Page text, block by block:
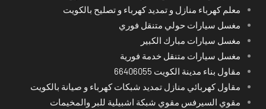
معلم كهرباء منازل و تمديد كهرباء و تصليح بالكويت
مغسل سيارات حولي متنقل فوري
مغسل سيارات مبارك الكبير
مغسل سيارات متنقل خدمة فورية
مقاول بناء مدينة الكويت 66406055
مقاول كهربائي منازل تمديد شبكات كهرباء و صيانة بالكويت
مقوي السيرفس مقوي شبكة اشبيلية للبر والمخيمات